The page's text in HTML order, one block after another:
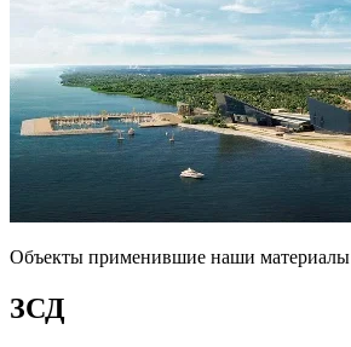
Объекты применившие наши материалы
ЗСД